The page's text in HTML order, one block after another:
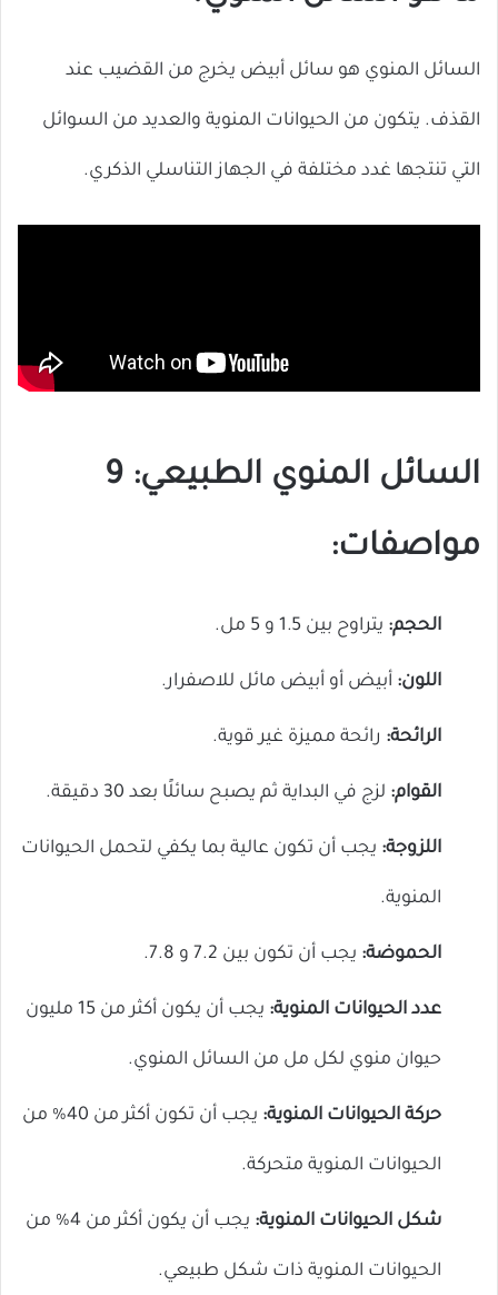
السائل المنوي هو سائل أبيض يخرج من القضيب عند
القذف. يتكون من الحيوانات المنوية والعديد من السوائل
التي تنتجها غدد مختلفة في الجهاز التناسلي الذكري.
السائل المنوي الطبيعي: 9
مواصفات:
الحجم: يتراوح بين 1.5 و 5 مل.
اللون: أبيض أو أبيض مائل للاصفرار.
الرائحة: رائحة مميزة غير قوية.
القوام: لزج في البداية ثم يصبح سائلًا بعد 30 دقيقة.
اللزوجة: يجب أن تكون عالية بما يكفي لتحمل الحيوانات
المنوية.
الحموضة: يجب أن تكون بين 7.2 و 7.8.
عدد الحيوانات المنوية: يجب أن يكون أكثر من 15 مليون
حيوان منوي لكل مل من السائل المنوي.
حركة الحيوانات المنوية: يجب أن تكون أكثر من 40% من
الحيوانات المنوية متحركة.
شكل الحيوانات المنوية: يجب أن يكون أكثر من 4% من
الحيوانات المنوية ذات شكل طبيعي.